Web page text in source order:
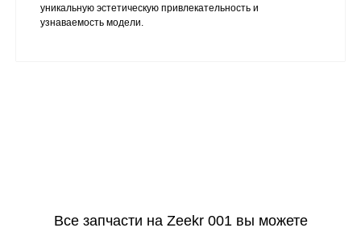
уникальную эстетическую привлекательность и
узнаваемость модели.
Все запчасти на Zeekr 001 вы можете